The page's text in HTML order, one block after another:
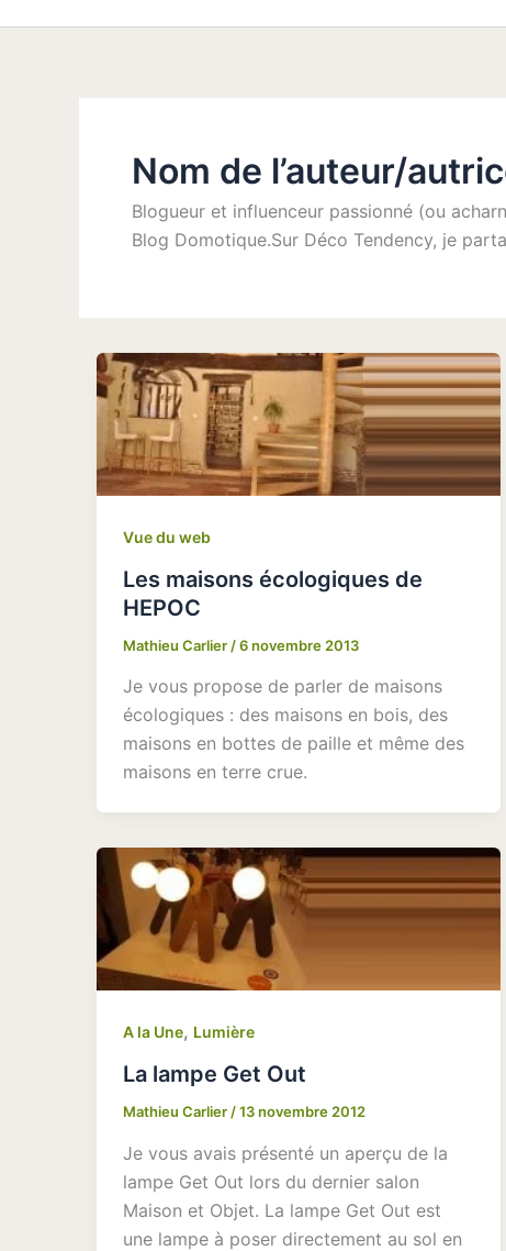
Nom de l’auteur/
Blogueur et influenceur passionné (ou
Blog Domotique.Sur Déco Tendency, je
Vue du web
Les maisons écologiques de
HEPOC
Mathieu Carlier /6 novembre 2013
Je vous propose de parler de maisons
écologiques : des maisons en bois, des
maisons en bottes de paille et même des
maisons en terre crue.
A la Une, Lumière
La lampe Get Out
Mathieu Carlier /13 novembre 2012
Je vous avais présenté un aperçu de la
lampe Get Out lors du dernier salon
Maison et Objet. La lampe Get Out est
une lampe à poser directement au sol en